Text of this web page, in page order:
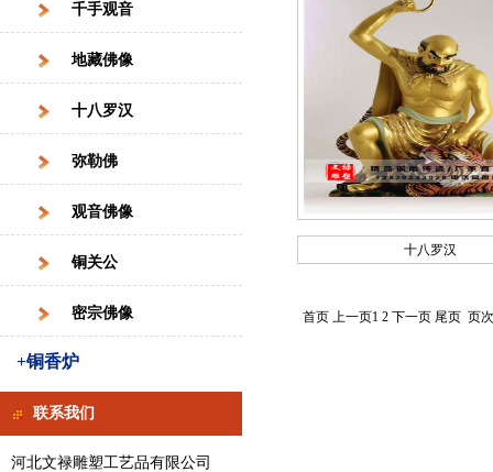
千手观音
地藏佛像
十八罗汉
弥勒佛
观音佛像
铜关公
密宗佛像
+铜香炉
联系我们
河北文禄雕塑工艺品有限公司
十八罗汉
首页 上一页1 2 下一页 尾页 页